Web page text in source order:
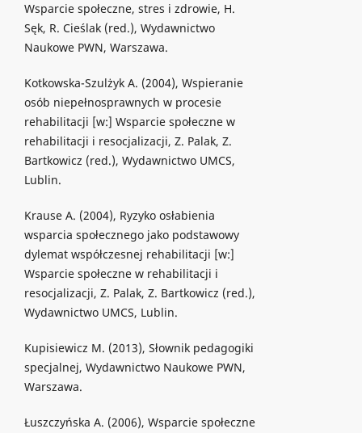
Wsparcie społeczne, stres i zdrowie, H.
Sęk, R. Cieślak (red.), Wydawnictwo
Naukowe PWN, Warszawa.
Kotkowska-Szulżyk A. (2004), Wspieranie
osób niepełnosprawnych w procesie
rehabilitacji [w:] Wsparcie społeczne w
rehabilitacji i resocjalizacji, Z. Palak, Z.
Bartkowicz (red.), Wydawnictwo UMCS,
Lublin.
Krause A. (2004), Ryzyko osłabienia
wsparcia społecznego jako podstawowy
dylemat współczesnej rehabilitacji [w:]
Wsparcie społeczne w rehabilitacji i
resocjalizacji, Z. Palak, Z. Bartkowicz (red.),
Wydawnictwo UMCS, Lublin.
Kupisiewicz M. (2013), Słownik pedagogiki
specjalnej, Wydawnictwo Naukowe PWN,
Warszawa.
Łuszczyńska A. (2006), Wsparcie społeczne